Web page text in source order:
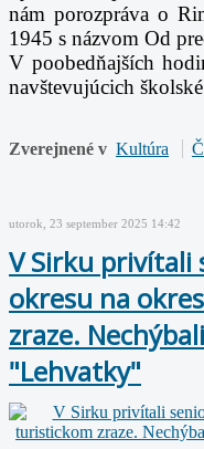
nám porozpráva o
1945 s názvom Od
V poobedňajších
navštevujúcich
Zverejnené v Kultúra
utorok, 23 september 2025 14:42
V Sirku privítali
okresu na
zraze.
"Lehvatky"